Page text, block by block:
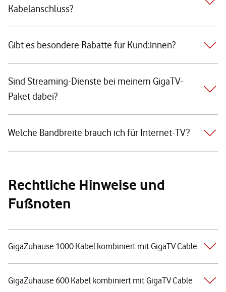
Kabelanschluss?
Gibt es besondere Rabatte für Kund:innen?
Sind Streaming-Dienste bei meinem GigaTV-
Paket dabei?
Welche Bandbreite brauch ich für Internet-TV?
Rechtliche Hinweise und
Fußnoten
GigaZuhause 1000 Kabel kombiniert mit GigaTV Cable
GigaZuhause 600 Kabel kombiniert mit GigaTV Cable